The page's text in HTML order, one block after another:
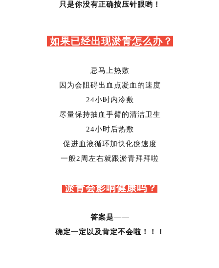
只是你没有正确按压针眼哟！
如果已经出现淤青怎么办？
忌马上热敷
因为会阻碍出血点凝血的速度
24小时内冷敷
尽量保持抽血手臂的清洁卫生
24小时后热敷
促进血液循环加快化瘀速度
一般2周左右就跟淤青拜拜啦
淤青会影响健康吗？
答案是——
确定一定以及肯定不会啦！！！